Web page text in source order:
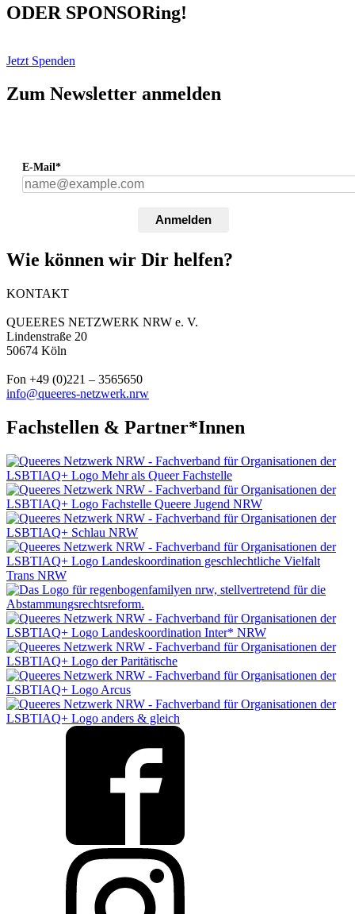
ODER SPONSORing!
Jetzt Spenden
Zum Newsletter anmelden
E-Mail*
Anmelden
Wie können wir Dir helfen?
KONTAKT
QUEERES NETZWERK NRW e. V.
Lindenstraße 20
50674 Köln
Fon +49 (0)221 – 3565650
info@queeres-netzwerk.nrw
Fachstellen & Partner*Innen